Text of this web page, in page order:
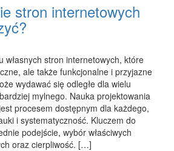
stron internetowych
własnych stron internetowych, które
ale także funkcjonalne i przyjazne
wydawać się odległe dla wielu
mylnego. Nauka projektowania
procesem dostępnym dla każdego,
i systematyczność. Kluczem do
podejście, wybór właściwych
oraz cierpliwość. […]